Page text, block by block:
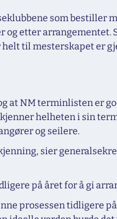
som bestiller
og etter
til mesterskapet er
at NM terminlisten er
helheten i sin
og seilere.
sier
på året for å gi
prosessen tidligere